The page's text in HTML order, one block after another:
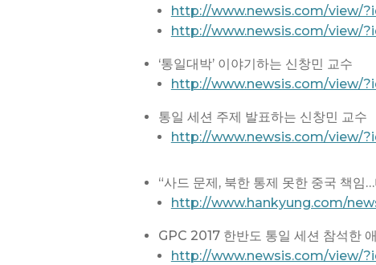
http://www.newsis.com/view/
http://www.newsis.com/view/
‘통일대박’ 이야기하는 신창민 교수
http://www.newsis.com/view/
통일 세션 주제 발표하는 신창민 교수
http://www.newsis.com/view/
“사드 문제, 북한 통제 못한 중국 책임
http://www.hankyung.com/
GPC 2017 한반도 통일 세션 참석한
http://www.newsis.com/view/